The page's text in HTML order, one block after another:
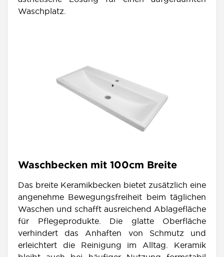
Waschplatz.
Waschbecken mit 100cm Breite
Das breite Keramikbecken bietet zusätzlich eine
angenehme Bewegungsfreiheit beim täglichen
Waschen und schafft ausreichend Ablagefläche
für Pflegeprodukte. Die glatte Oberfläche
verhindert das Anhaften von Schmutz und
erleichtert die Reinigung im Alltag. Keramik